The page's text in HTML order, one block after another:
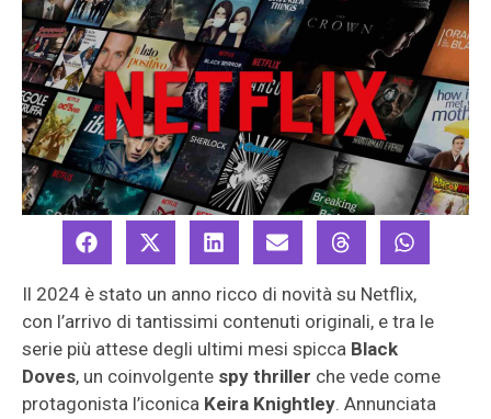
Il 2024 è stato un anno ricco di novità su Netflix,
con l’arrivo di tantissimi contenuti originali, e tra le
serie più attese degli ultimi mesi spicca Black
Doves, un coinvolgente spy thriller che vede come
protagonista l’iconica Keira Knightley. Annunciata